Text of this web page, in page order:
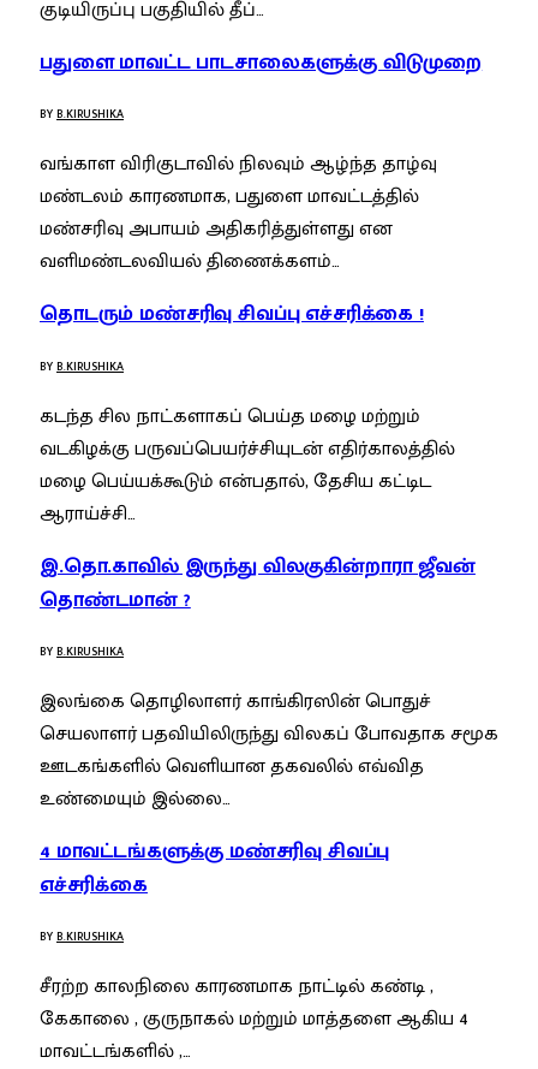
குடியிருப்பு பகுதியில் தீப்…
பதுளை மாவட்ட பாடசாலைகளுக்கு விடுமுறை
BYB.KIRUSHIKA
வங்காள விரிகுடாவில் நிலவும் ஆழ்ந்த தாழ்வு
மண்டலம் காரணமாக, பதுளை மாவட்டத்தில்
மண்சரிவு அபாயம் அதிகரித்துள்ளது என
வளிமண்டலவியல் திணைக்களம்…
தொடரும் மண்சரிவு சிவப்பு எச்சரிக்கை !
BYB.KIRUSHIKA
கடந்த சில நாட்களாகப் பெய்த மழை மற்றும்
வடகிழக்கு பருவப்பெயர்ச்சியுடன் எதிர்காலத்தில்
மழை பெய்யக்கூடும் என்பதால், தேசிய கட்டிட
ஆராய்ச்சி…
இ.தொ.காவில் இருந்து விலகுகின்றாரா ஜீவன்
தொண்டமான் ?
BYB.KIRUSHIKA
இலங்கை தொழிலாளர் காங்கிரஸின் பொதுச்
செயலாளர் பதவியிலிருந்து விலகப் போவதாக சமூக
ஊடகங்களில் வெளியான தகவலில் எவ்வித
உண்மையும் இல்லை…
4 மாவட்டங்களுக்கு மண்சரிவு சிவப்பு
எச்சரிக்கை
BYB.KIRUSHIKA
சீரற்ற காலநிலை காரணமாக நாட்டில் கண்டி ,
கேகாலை , குருநாகல் மற்றும் மாத்தளை ஆகிய 4
மாவட்டங்களில் ,…